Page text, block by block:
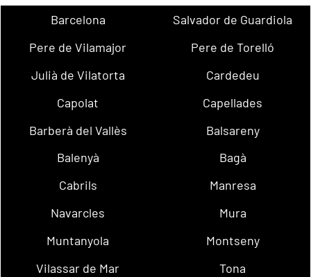
Barcelona
Salvador de Guardiola
Pere de Vilamajor
Pere de Torelló
Julià de Vilatorta
Cardedeu
Capolat
Capellades
Barberà del Vallès
Balsareny
Balenyà
Bagà
Cabrils
Manresa
Navarcles
Mura
Muntanyola
Montseny
Vilassar de Mar
Tona